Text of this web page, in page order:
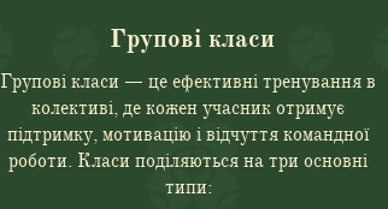
Групові класи
Групові класи — це ефективні тренування в
колективі, де кожен учасник отримує
підтримку, мотивацію і відчуття командної
роботи. Класи поділяються на три основні
типи: